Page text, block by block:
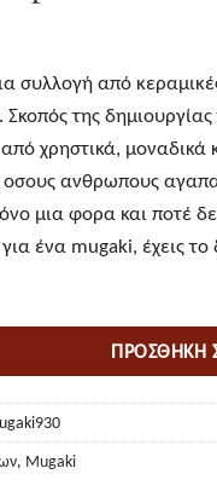
συλλογή από
της
χρηστικά, μοναδικά
ανθρωπους
μια φορα και ποτέ
ένα mugaki, έχεις το
ΠΡΟΣΘΉΚΗ
, Mugaki